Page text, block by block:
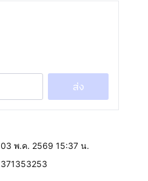
ส่ง
03 พ.ค. 2569 15:37 น.
371353253